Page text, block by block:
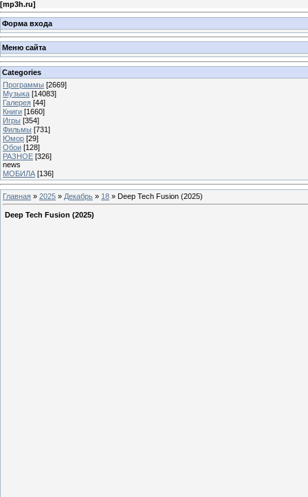
[mp3h.ru]
Форма входа
Меню сайта
Categories
Программы [2669]
Музыка [14083]
Галерея [44]
Книги [1660]
Игры [354]
Фильмы [731]
Юмор [29]
Обои [128]
РАЗНОЕ [326]
news
МОБИЛА [136]
Главная » 2025 » Декабрь » 18 » Deep Tech Fusion (2025)
Deep Tech Fusion (2025)